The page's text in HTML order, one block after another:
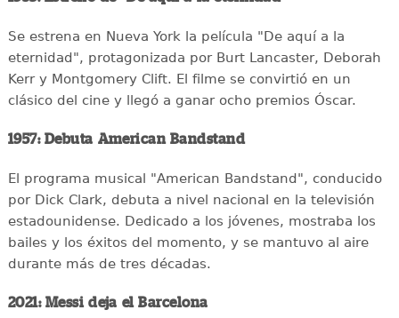
Se estrena en Nueva York la película "De aquí a la
eternidad", protagonizada por Burt Lancaster, Deborah
Kerr y Montgomery Clift. El filme se convirtió en un
clásico del cine y llegó a ganar ocho premios Óscar.
1957: Debuta American Bandstand
El programa musical "American Bandstand", conducido
por Dick Clark, debuta a nivel nacional en la televisión
estadounidense. Dedicado a los jóvenes, mostraba los
bailes y los éxitos del momento, y se mantuvo al aire
durante más de tres décadas.
2021: Messi deja el Barcelona